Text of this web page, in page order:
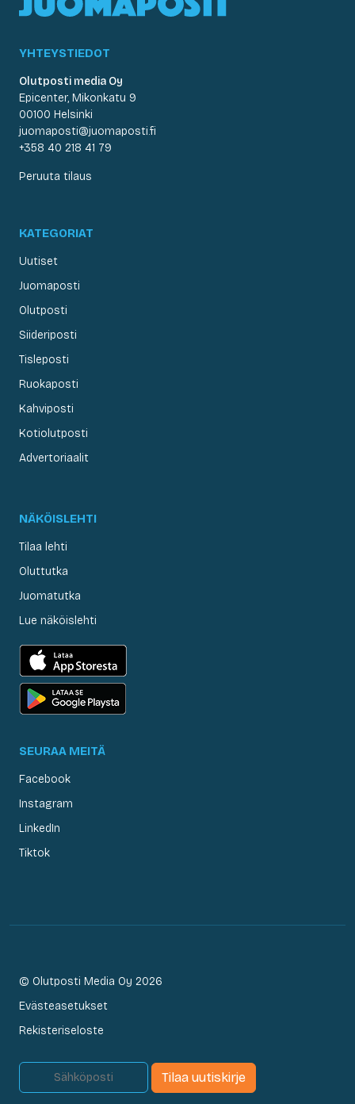
YHTEYSTIEDOT
Olutposti media Oy
Epicenter, Mikonkatu 9
00100 Helsinki
juomaposti@juomaposti.fi
+358 40 218 41 79
Peruuta tilaus
KATEGORIAT
Uutiset
Juomaposti
Olutposti
Siideriposti
Tisleposti
Ruokaposti
Kahviposti
Kotiolutposti
Advertoriaalit
NÄKÖISLEHTI
Tilaa lehti
Oluttutka
Juomatutka
Lue näköislehti
SEURAA MEITÄ
Facebook
Instagram
LinkedIn
Tiktok
© Olutposti Media Oy 2026
Evästeasetukset
Rekisteriseloste
Tilaa uutiskirje